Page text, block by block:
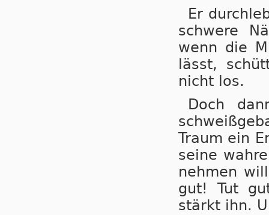
Er
schwe­re
wenn die
lässt,
nicht los.
Doch
Traum ein
seine
neh­men
gut! Tut
stärkt ihn.